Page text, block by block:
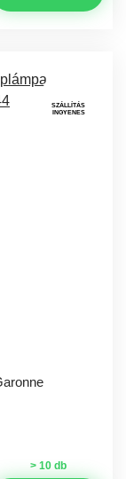
SZÁLLÍTÁS
INGYENES
> 10 db